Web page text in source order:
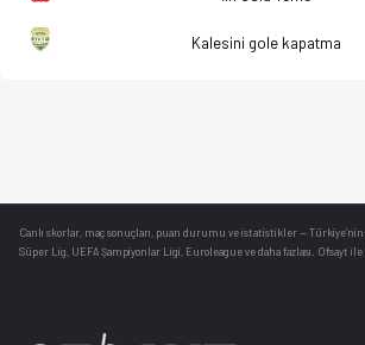
Kalesini gole kapatma
Canlı skorlar , maç sonuçları, puan durumu ve istatistikler —
Süper Lig, UEFA Şampiyonlar Ligi, Euroleague ve daha fazlası. Ofsayt ile